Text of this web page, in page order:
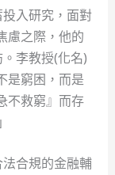
入研究，面對
慮之際，他的
李教授(化名)
是窮困，而是
不救窮』而存
合規的金融輔